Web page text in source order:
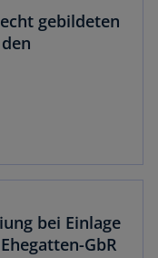
gebildeten
bei Einlage
GbR